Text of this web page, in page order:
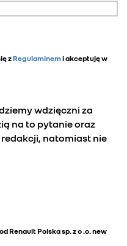
z Regulaminem i akceptuję w
wdzięczni za
na to pytanie oraz
natomiast nie
Renault Polska sp. z o .o. new